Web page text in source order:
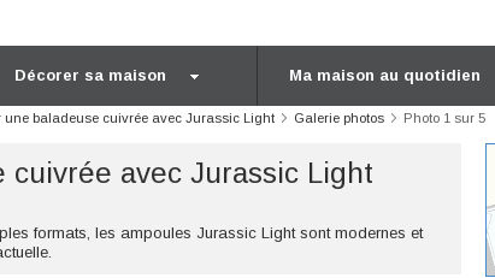
Décorer sa maison Ma maison au quotidien
une baladeuse cuivrée avec Jurassic Light Galerie photos Photo 1 sur 5
cuivrée avec Jurassic Light
formats, les ampoules Jurassic Light sont modernes et